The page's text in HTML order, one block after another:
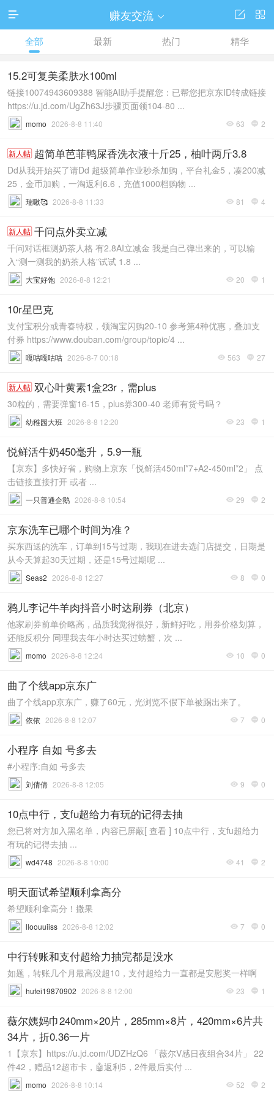
 赚友交流  

全部 最新 热门 精华
15.2可复美柔肤水100ml
链接10074943609388 智能AI助手提醒您：已帮您把京东ID转成链接
https://u.jd.com/UgZh63J步骤页面领104-80 ...
 63  2
momo 2026-8-8 11:40
新人帖 超简单芭菲鸭屎香洗衣液十斤25，柚叶两斤3.8
Dd从我开始买了请Dd 超级简单作业秒杀加购，平台礼金5，凑200减
25，金币加购，一淘返利6.6，充值1000档购物 ...
 81  4
瑞啾🥰 2026-8-8 11:33
新人帖 千问点外卖立减
千问对话框测奶茶人格 有2.8AI立减金 我是自己弹出来的，可以输
入“测一测我的奶茶人格”试试 1.8 ...
 20  1
大宝好饱 2026-8-8 12:21
10r星巴克
支付宝积分或青春特权，领淘宝闪购20-10 参考第4种优惠，叠加支
付券 https://www.douban.com/group/topic/4 ...
 563  27
嘎咕嘎咕咕 2026-8-7 00:18
新人帖 双心叶黄素1盒23r，需plus
30粒的，需要弹窗16-15，plus券300-40 老师有货号吗？
 23  1
幼稚园大班 2026-8-8 12:20
悦鲜活牛奶450毫升，5.9一瓶
【京东】多快好省，购物上京东「悦鲜活450ml*7+A2-450ml*2」 点
击链接直接打开 或者 ...
 29  2
一只普通企鹅 2026-8-8 10:54
京东洗车已哪个时间为准？
买东西送的洗车，订单到15号过期，我现在进去选门店提交，日期是
从今天算起30天过期，还是15号过期呢 ...
 8  0
Seas2 2026-8-8 12:27
鸦儿李记牛羊肉抖音小时达刷券（北京）
他家刷券前单价略高，品质我觉得很好，新鲜好吃，用券价格划算，
还能反积分 同理我去年小时达买过螃蟹，次 ...
 10  0
momo 2026-8-8 12:24
曲了个线app京东广
曲了个线app京东广，赚了60元，光浏览不假下单被踢出来了。
 7  0
依依 2026-8-8 12:07
小程序 自如 号多去
#小程序:自如 号多去
 9  0
刘倩倩 2026-8-8 12:05
10点中行，支fu超给力有玩的记得去抽
您已将对方加入黑名单，内容已屏蔽[ 查看 ] 10点中行，支fu超给力
有玩的记得去抽 ...
 41  2
wd4748 2026-8-8 10:00
明天面试希望顺利拿高分
希望顺利拿高分！撒果
 7  0
lloouuiiss 2026-8-8 12:02
中行转账和支付超给力抽完都是没水
如题，转账几个月最高没超10，支付超给力一直都是安慰奖一样啊
 23  1
hufei19870902 2026-8-8 12:00
薇尔姨妈巾240mm×20片，285mm×8片，420mm×6片共
34片，折0.36一片
1【京东】https://u.jd.com/UDZHzQ6 「薇尔V感日夜组合34片」 22
件42，赠品12超市卡，🤖返利5，2件最后实付 ...
 52  2
momo 2026-8-8 10:14